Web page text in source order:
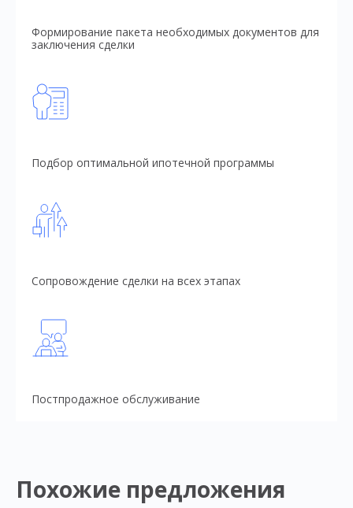
Формирование пакета необходимых документов для
заключения сделки
Подбор оптимальной ипотечной программы
Сопровождение сделки на всех этапах
Постпродажное обслуживание
Похожие предложения